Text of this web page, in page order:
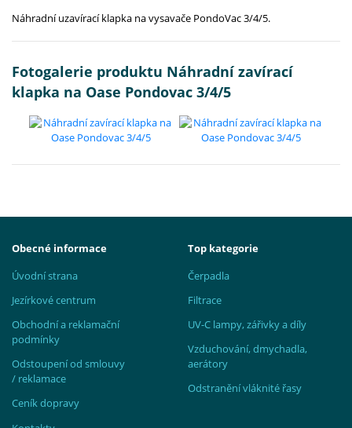
Náhradní uzavírací klapka na vysavače PondoVac 3/4/5.
Fotogalerie produktu Náhradní zavírací
klapka na Oase Pondovac 3/4/5
Obecné informace
Úvodní strana
Jezírkové centrum
Obchodní a reklamační
podmínky
Odstoupení od smlouvy
/ reklamace
Ceník dopravy
Top kategorie
Čerpadla
Filtrace
UV-C lampy, zářivky a díly
Vzduchování, dmychadla,
aerátory
Odstranění vláknité řasy